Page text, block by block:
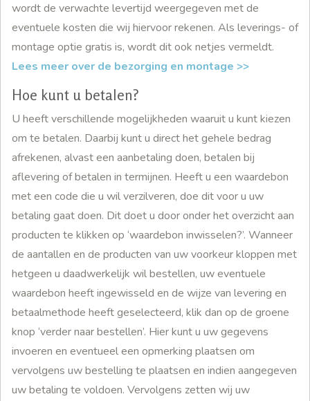
wordt de verwachte levertijd weergegeven met de
eventuele kosten die wij hiervoor rekenen. Als leverings- of
montage optie gratis is, wordt dit ook netjes vermeldt.
Lees meer over de bezorging en montage >>
Hoe kunt u betalen?
U heeft verschillende mogelijkheden waaruit u kunt kiezen
om te betalen. Daarbij kunt u direct het gehele bedrag
afrekenen, alvast een aanbetaling doen, betalen bij
aflevering of betalen in termijnen. Heeft u een waardebon
met een code die u wil verzilveren, doe dit voor u uw
betaling gaat doen. Dit doet u door onder het overzicht aan
producten te klikken op ‘waardebon inwisselen?’. Wanneer
de aantallen en de producten van uw voorkeur kloppen met
hetgeen u daadwerkelijk wil bestellen, uw eventuele
waardebon heeft ingewisseld en de wijze van levering en
betaalmethode heeft geselecteerd, klik dan op de groene
knop ‘verder naar bestellen’. Hier kunt u uw gegevens
invoeren en eventueel een opmerking plaatsen om
vervolgens uw bestelling te plaatsen en indien aangegeven
uw betaling te voldoen. Vervolgens zetten wij uw